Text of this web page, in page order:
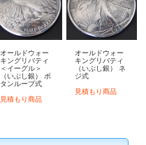
オールドウォー
キングリバティ
＜イーグル＞
（いぶし銀） ボ
タンループ式
見積もり商品
オールドウォー
キングリバティ
（いぶし銀） ネ
ジ式
見積もり商品